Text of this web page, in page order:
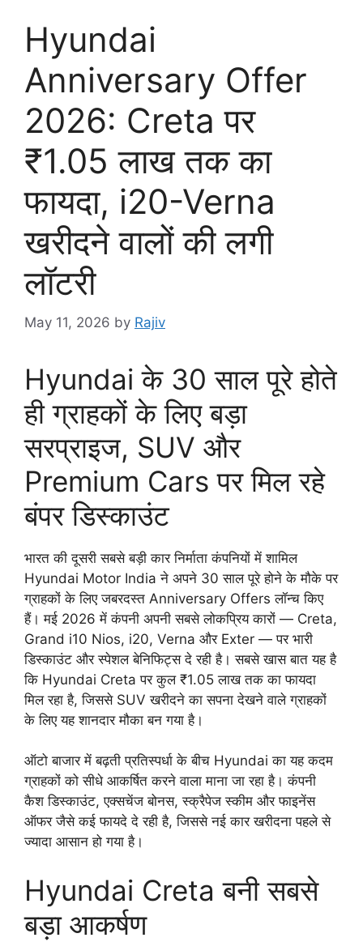
Hyundai
Anniversary Offer
2026: Creta पर
₹1.05 लाख तक का
फायदा, i20-Verna
खरीदने वालों की लगी
लॉटरी
May 11, 2026 by Rajiv
Hyundai के 30 साल पूरे होते
ही ग्राहकों के लिए बड़ा
सरप्राइज, SUV और
Premium Cars पर मिल रहे
बंपर डिस्काउंट
भारत की दूसरी सबसे बड़ी कार निर्माता कंपनियों में शामिल
Hyundai Motor India ने अपने 30 साल पूरे होने के मौके पर
ग्राहकों के लिए जबरदस्त Anniversary Offers लॉन्च किए
हैं। मई 2026 में कंपनी अपनी सबसे लोकप्रिय कारों — Creta,
Grand i10 Nios, i20, Verna और Exter — पर भारी
डिस्काउंट और स्पेशल बेनिफिट्स दे रही है। सबसे खास बात यह है
कि Hyundai Creta पर कुल ₹1.05 लाख तक का फायदा
मिल रहा है, जिससे SUV खरीदने का सपना देखने वाले ग्राहकों
के लिए यह शानदार मौका बन गया है।
ऑटो बाजार में बढ़ती प्रतिस्पर्धा के बीच Hyundai का यह कदम
ग्राहकों को सीधे आकर्षित करने वाला माना जा रहा है। कंपनी
कैश डिस्काउंट, एक्सचेंज बोनस, स्क्रैपेज स्कीम और फाइनेंस
ऑफर जैसे कई फायदे दे रही है, जिससे नई कार खरीदना पहले से
ज्यादा आसान हो गया है।
Hyundai Creta बनी सबसे
बड़ा आकर्षण